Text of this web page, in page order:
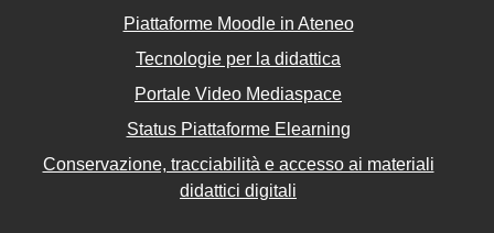
Piattaforme Moodle in Ateneo
Tecnologie per la didattica
Portale Video Mediaspace
Status Piattaforme Elearning
Conservazione, tracciabilità e accesso ai materiali
didattici digitali